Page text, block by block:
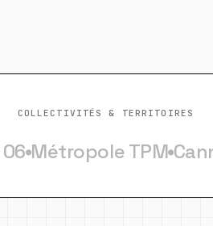
COLLECTIVITÉS & TERRITOIRES
●Métropole TPM●